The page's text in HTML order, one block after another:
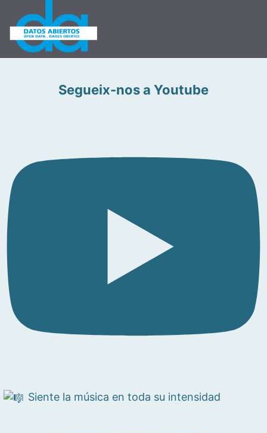
Segueix-nos a Youtube
Siente la música en toda su intensidad